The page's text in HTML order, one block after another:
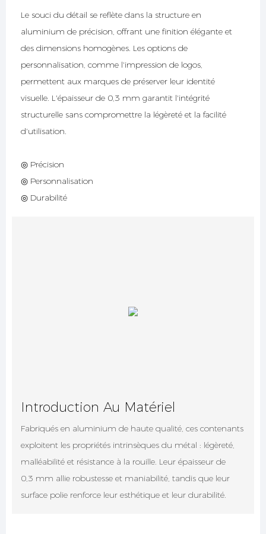
Le souci du détail se reflète dans la structure en
aluminium de précision, offrant une finition élégante et
des dimensions homogènes. Les options de
personnalisation, comme l'impression de logos,
permettent aux marques de préserver leur identité
visuelle. L'épaisseur de 0,3 mm garantit l'intégrité
structurelle sans compromettre la légèreté et la facilité
d'utilisation.
◎ Précision
◎ Personnalisation
◎ Durabilité
Introduction Au Matériel
Fabriqués en aluminium de haute qualité, ces contenants
exploitent les propriétés intrinsèques du métal : légèreté,
malléabilité et résistance à la rouille. Leur épaisseur de
0,3 mm allie robustesse et maniabilité, tandis que leur
surface polie renforce leur esthétique et leur durabilité.